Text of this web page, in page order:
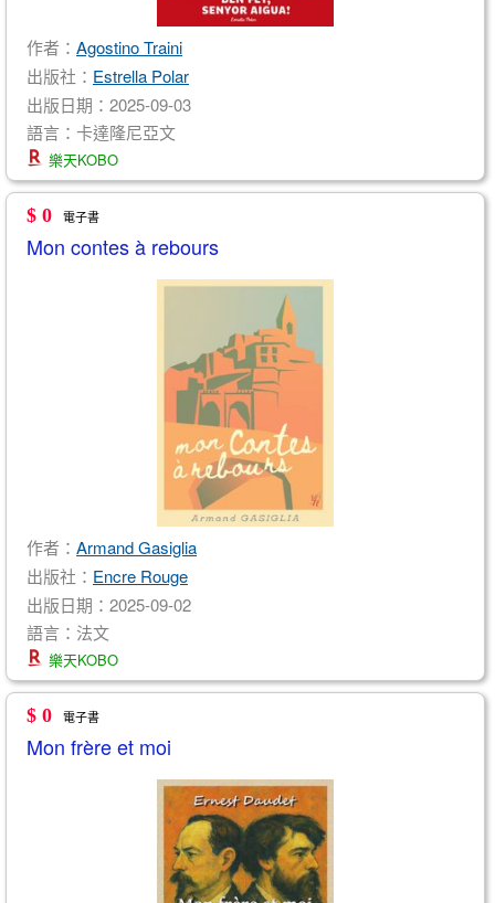
作者： Agostino Traini
出版社： Estrella Polar
出版日期：2025-09-03
語言：卡達隆尼亞文
樂天KOBO
$ 0 電子書
Mon contes à rebours
作者： Armand Gasiglia
出版社： Encre Rouge
出版日期：2025-09-02
語言：法文
樂天KOBO
$ 0 電子書
Mon frère et moi